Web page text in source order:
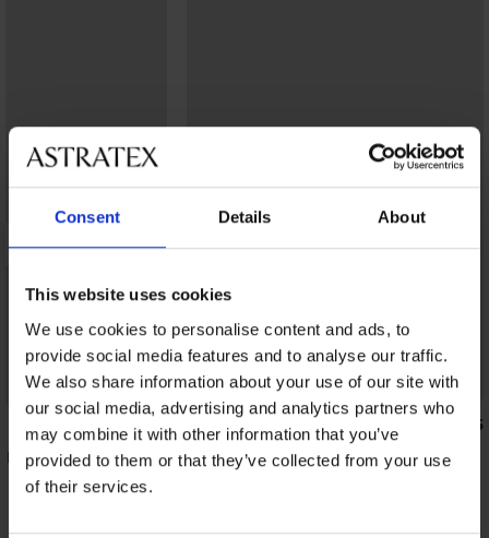
Consent Details About
This website uses cookies
We use cookies to personalise content and ads, to
provide social media features and to analyse our traffic.
We also share information about your use of our site with
our social media, advertising and analytics partners who
may combine it with other information that you’ve
provided to them or that they’ve collected from your use
of their services.
4,8
Ela
Sale
Korting -70%
5
2PACK katoenen onderhemden Angel
11,10 €